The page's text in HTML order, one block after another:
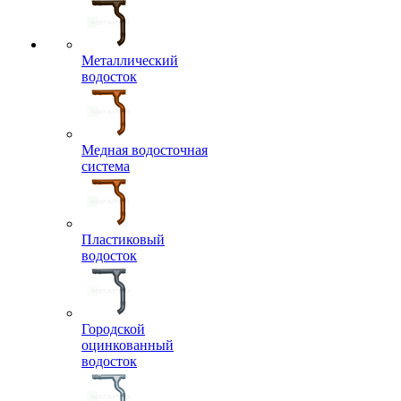
Металлический
водосток
Медная водосточная
система
Пластиковый
водосток
Городской
оцинкованный
водосток